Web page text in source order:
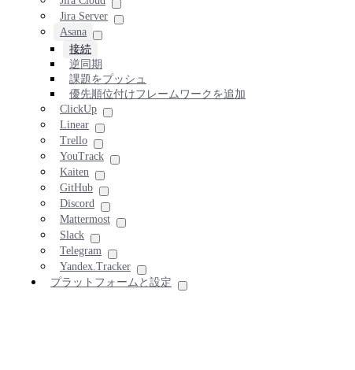
Jira Server
Asana
接続
逆同期
課題をプッシュ
優先順位付けフレームワークを追加
ClickUp
Linear
Trello
YouTrack
Kaiten
GitHub
Discord
Mattermost
Slack
Telegram
Yandex.Tracker
プラットフォームと設定